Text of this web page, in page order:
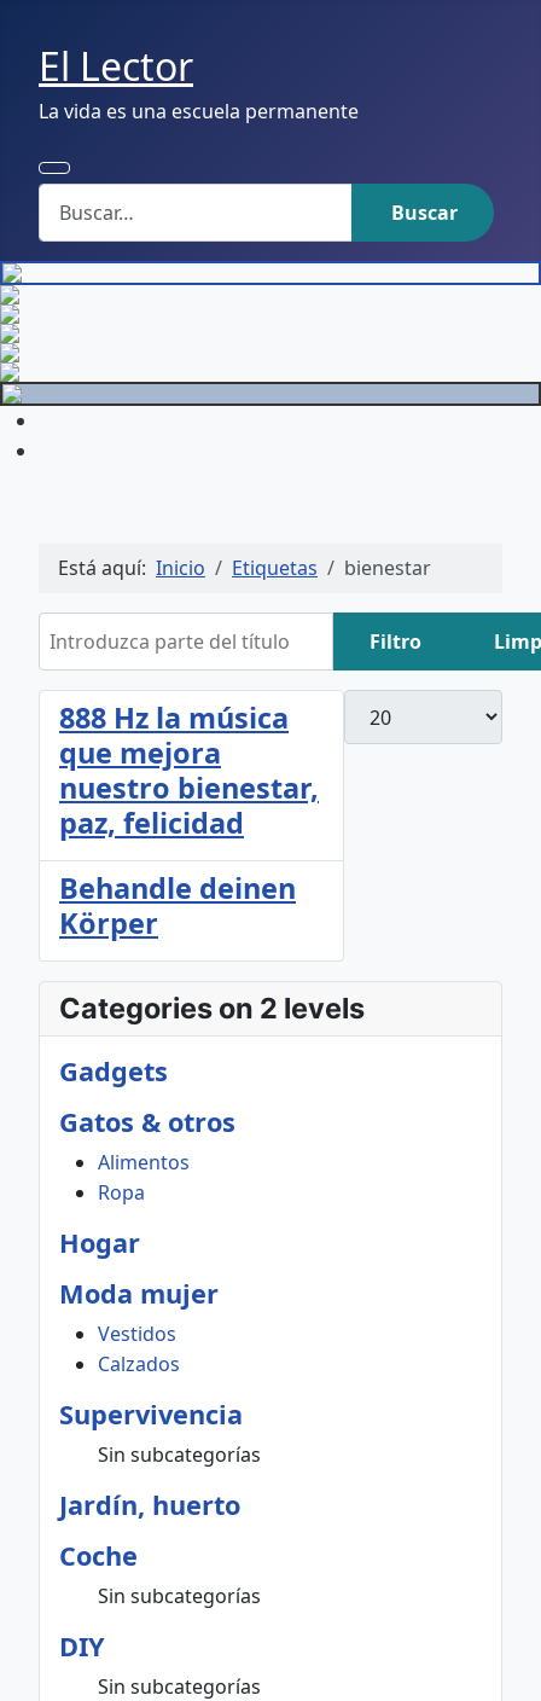
El Lector
La vida es una escuela permanente
Buscar
Buscar
Está aquí: Inicio Etiquetas bienestar
Filtro
888 Hz la música
que mejora
nuestro bienestar,
paz, felicidad
Behandle deinen
Körper
Categories on 2 levels
Gadgets
Gatos & otros
Alimentos
Ropa
Hogar
Moda mujer
Vestidos
Calzados
Supervivencia
Sin subcategorías
Jardín, huerto
Coche
Sin subcategorías
DIY
Sin subcategorías